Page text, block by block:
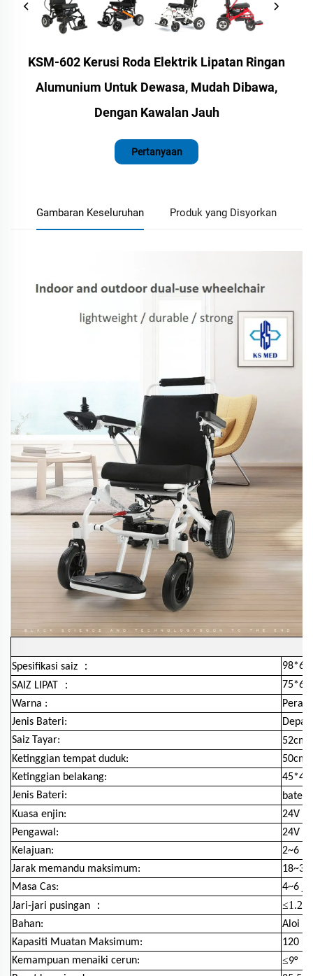
KSM-602 Kerusi Roda Elektrik Lipatan Ringan
Alumunium Untuk Dewasa, Mudah Dibawa,
Dengan Kawalan Jauh
Pertanyaan
Gambaran Keseluruhan Produk yang Disyorkan
Spesifikasi saiz ：
SAIZ LIPAT
：
Warna :
Jenis Bateri:
Saiz Tayar:
52cm
Ketinggian tempat duduk:
50cm
Ketinggian belakang:
Jenis Bateri:
bateri
Kuasa enjin:
24V /
Pengawal:
24V /
Kelajuan:
2~6
Jarak memandu maksimum:
18~30
Masa Cas:
4~6
Jari-jari pusingan
： ≤1.2
Bahan:
Aloi
Kapasiti Muatan Maksimum:
120 KG
Kemampuan menaiki cerun:
≤9°